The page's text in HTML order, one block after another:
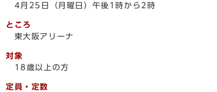
4月25日（月曜日）午後1時から2時
ところ
東大阪アリーナ
対象
18歳以上の方
定員・定数